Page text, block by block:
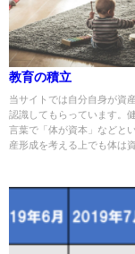
教育の積立
当サイトでは自分自身が資
認識してもらっています。
言葉で「体が資本」などと
産形成を考える上でも体は資